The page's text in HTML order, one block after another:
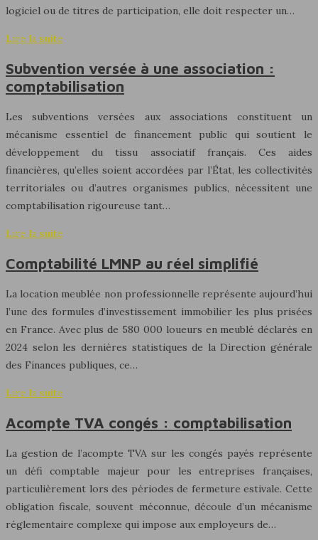
logiciel ou de titres de participation, elle doit respecter un…
Lire la suite
Subvention versée à une association :
comptabilisation
Les subventions versées aux associations constituent un
mécanisme essentiel de financement public qui soutient le
développement du tissu associatif français. Ces aides
financières, qu’elles soient accordées par l’État, les collectivités
territoriales ou d’autres organismes publics, nécessitent une
comptabilisation rigoureuse tant…
Lire la suite
Comptabilité LMNP au réel simplifié
La location meublée non professionnelle représente aujourd’hui
l’une des formules d’investissement immobilier les plus prisées
en France. Avec plus de 580 000 loueurs en meublé déclarés en
2024 selon les dernières statistiques de la Direction générale
des Finances publiques, ce…
Lire la suite
Acompte TVA congés : comptabilisation
La gestion de l’acompte TVA sur les congés payés représente
un défi comptable majeur pour les entreprises françaises,
particulièrement lors des périodes de fermeture estivale. Cette
obligation fiscale, souvent méconnue, découle d’un mécanisme
réglementaire complexe qui impose aux employeurs de…